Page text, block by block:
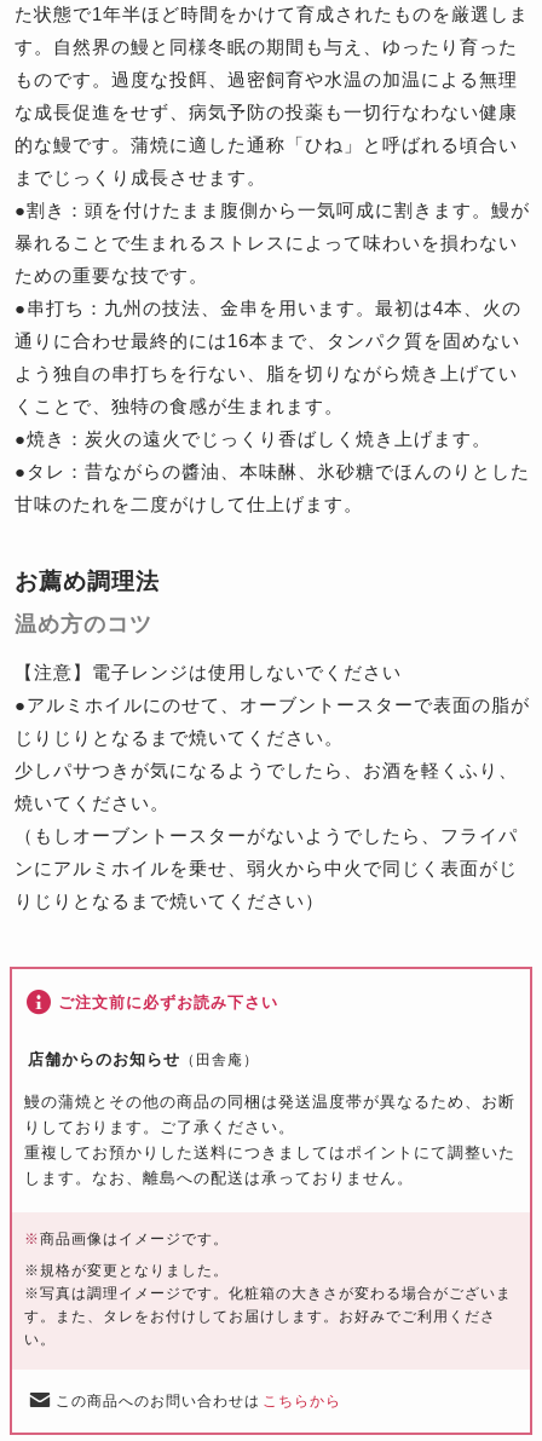
た状態で1年半ほど時間をかけて育成されたものを厳選しま
す。自然界の鰻と同様冬眠の期間も与え、ゆったり育った
ものです。過度な投餌、過密飼育や水温の加温による無理
な成長促進をせず、病気予防の投薬も一切行なわない健康
的な鰻です。蒲焼に適した通称「ひね」と呼ばれる頃合い
までじっくり成長させます。
●割き：頭を付けたまま腹側から一気呵成に割きます。鰻が
暴れることで生まれるストレスによって味わいを損わない
ための重要な技です。
●串打ち：九州の技法、金串を用います。最初は4本、火の
通りに合わせ最終的には16本まで、タンパク質を固めない
よう独自の串打ちを行ない、脂を切りながら焼き上げてい
くことで、独特の食感が生まれます。
●焼き：炭火の遠火でじっくり香ばしく焼き上げます。
●タレ：昔ながらの醬油、本味醂、氷砂糖でほんのりとした
甘味のたれを二度がけして仕上げます。
お薦め調理法
温め方のコツ
【注意】電子レンジは使用しないでください
●アルミホイルにのせて、オーブントースターで表面の脂が
じりじりとなるまで焼いてください。
少しパサつきが気になるようでしたら、お酒を軽くふり、
焼いてください。
（もしオーブントースターがないようでしたら、フライパ
ンにアルミホイルを乗せ、弱火から中火で同じく表面がじ
りじりとなるまで焼いてください）
ご注文前に必ずお読み下さい
店舗からのお知らせ （田舎庵）
鰻の蒲焼とその他の商品の同梱は発送温度帯が異なるため、お断
りしております。ご了承ください。
重複してお預かりした送料につきましてはポイントにて調整いた
します。なお、離島への配送は承っておりません。
※商品画像はイメージです。
※規格が変更となりました。
※写真は調理イメージです。化粧箱の大きさが変わる場合がございま
す。また、タレをお付けしてお届けします。お好みでご利用くださ
い。
この商品へのお問い合わせは こちらから